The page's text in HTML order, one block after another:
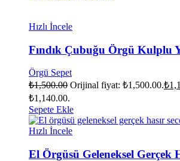
Hızlı İncele
Fındık Çubuğu Örgü Kulplu
Örgü Sepet
₺1,500.00 Orijinal fiyat: ₺1,500.00.₺
₺1,140.00.
Sepete Ekle
Hızlı İncele
El Örgüsü Geleneksel Gerçek